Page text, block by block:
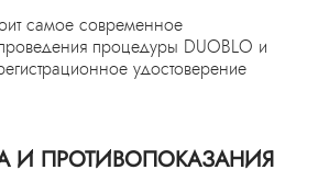
самое современное
процедуры DUOBLO и
удостоверение
И ПРОТИВОПОКАЗАНИЯ